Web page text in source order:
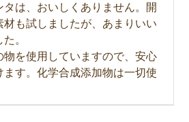
は、おいしくありません。開
も試しましたが、あまりいい
。
物を使用していますので、安心
ます。化学合成添加物は一切使